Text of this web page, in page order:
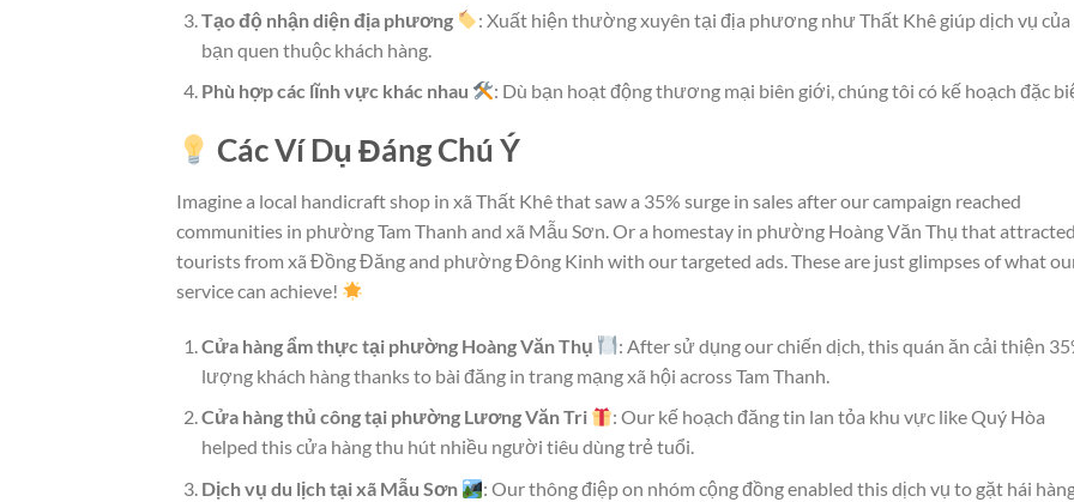
Tạo độ nhận diện địa phương
: Xuất hiện thường xuyên tại địa phương như Thất Khê giúp dịch vụ của
bạn quen thuộc khách hàng.
Phù hợp các lĩnh vực khác nhau
: Dù bạn hoạt động thương mại biên giới, chúng tôi có kế hoạch đặc
Các Ví Dụ Đáng Chú Ý
Imagine a local handicraft shop in xã Thất Khê that saw a 35% surge in sales after our campaign reached
communities in phường Tam Thanh and xã Mẫu Sơn. Or a homestay in phường Hoàng Văn Thụ that attracted
tourists from xã Đồng Đăng and phường Đông Kinh with our targeted ads. These are just glimpses of what
service can achieve!
Cửa hàng ẩm thực tại phường Hoàng Văn Thụ
: After sử dụng our chiến dịch, this quán ăn cải thiện
lượng khách hàng thanks to bài đăng in trang mạng xã hội across Tam Thanh.
Cửa hàng thủ công tại phường Lương Văn Tri
: Our kế hoạch đăng tin lan tỏa khu vực like Quý Hòa
helped this cửa hàng thu hút nhiều người tiêu dùng trẻ tuổi.
Dịch vụ du lịch tại xã Mẫu Sơn
: Our thông điệp on nhóm cộng đồng enabled this dịch vụ to gặt hái